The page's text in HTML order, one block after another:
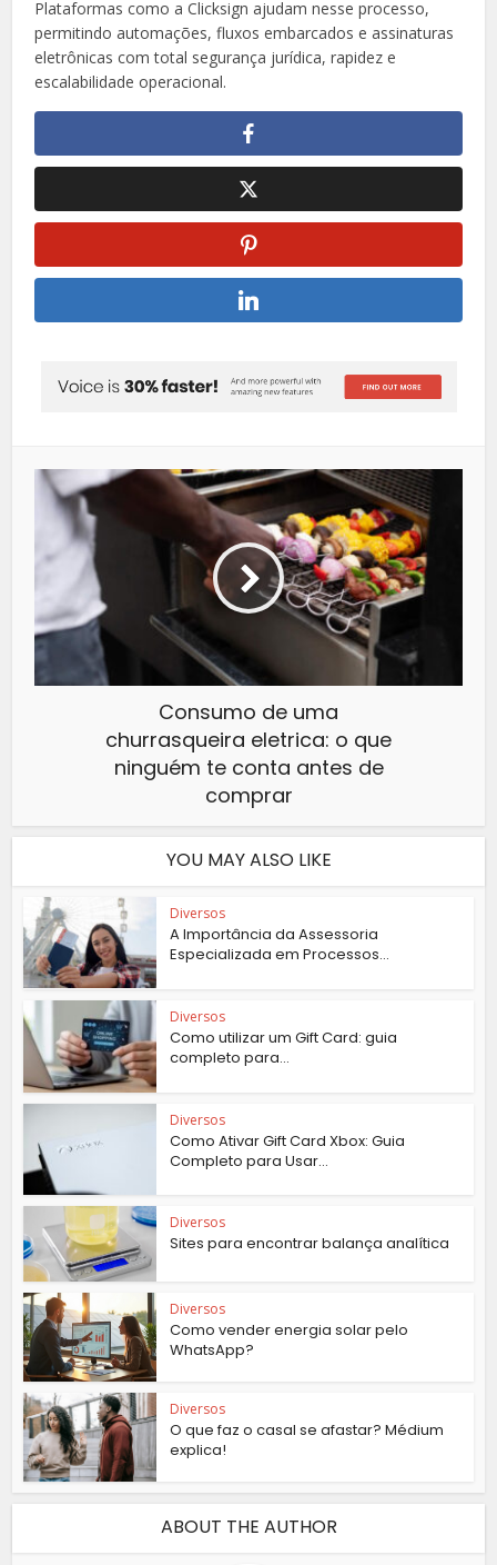
Plataformas como a Clicksign ajudam nesse processo,
permitindo automações, fluxos embarcados e assinaturas
eletrônicas com total segurança jurídica, rapidez e
escalabilidade operacional.
Consumo de uma
churrasqueira eletrica: o que
ninguém te conta antes de
comprar
YOU MAY ALSO LIKE
Diversos
A Importância da Assessoria
Especializada em Processos...
Diversos
Como utilizar um Gift Card: guia
completo para...
Diversos
Como Ativar Gift Card Xbox: Guia
Completo para Usar...
Diversos
Sites para encontrar balança analítica
Diversos
Como vender energia solar pelo
WhatsApp?
Diversos
O que faz o casal se afastar? Médium
explica!
ABOUT THE AUTHOR